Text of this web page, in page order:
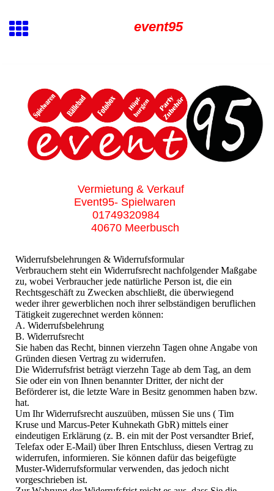
event95
Vermietung & Verkauf
Event95- Spielwaren
01749320984
40670 Meerbusch
Widerrufsbelehrungen & Widerrufsformular
Verbrauchern steht ein Widerrufsrecht nachfolgender Maßgabe
zu, wobei Verbraucher jede natürliche Person ist, die ein
Rechtsgeschäft zu Zwecken abschließt, die überwiegend
weder ihrer gewerblichen noch ihrer selbständigen beruflichen
Tätigkeit zugerechnet werden können:
A. Widerrufsbelehrung
B. Widerrufsrecht
Sie haben das Recht, binnen vierzehn Tagen ohne Angabe von
Gründen diesen Vertrag zu widerrufen.
Die Widerrufsfrist beträgt vierzehn Tage ab dem Tag, an dem
Sie oder ein von Ihnen benannter Dritter, der nicht der
Beförderer ist, die letzte Ware in Besitz genommen haben bzw.
hat.
Um Ihr Widerrufsrecht auszuüben, müssen Sie uns ( Tim
Kruse und Marcus-Peter Kuhnekath GbR) mittels einer
eindeutigen Erklärung (z. B. ein mit der Post versandter Brief,
Telefax oder E-Mail) über Ihren Entschluss, diesen Vertrag zu
widerrufen, informieren. Sie können dafür das beigefügte
Muster-Widerrufsformular verwenden, das jedoch nicht
vorgeschrieben ist.